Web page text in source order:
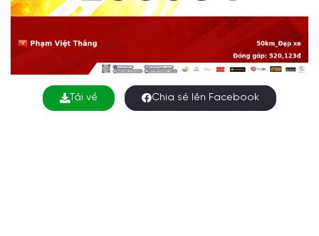
Tải về Chia sẻ lên Facebook